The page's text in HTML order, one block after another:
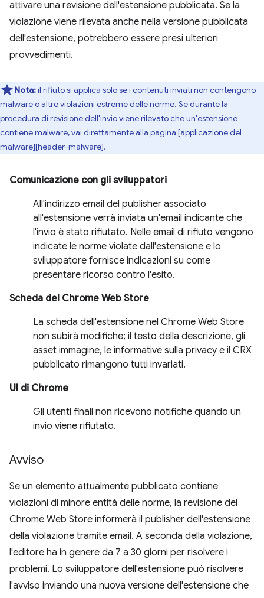
attivare una revisione dell'estensione pubblicata. Se la
violazione viene rilevata anche nella versione pubblicata
dell'estensione, potrebbero essere presi ulteriori
provvedimenti.
Nota:il rifiuto si applica solo se i contenuti inviati non contengono
malware o altre violazioni estreme delle norme. Se durante la
procedura di revisione dell'invio viene rilevato che un'estensione
contiene malware, vai direttamente alla pagina [applicazione del
malware][header-malware].
Comunicazione con gli sviluppatori
All'indirizzo email del publisher associato
all'estensione verrà inviata un'email indicante che
l'invio è stato rifiutato. Nelle email di rifiuto vengono
indicate le norme violate dall'estensione e lo
sviluppatore fornisce indicazioni su come
presentare ricorso contro l'esito.
Scheda del Chrome Web Store
La scheda dell'estensione nel Chrome Web Store
non subirà modifiche; il testo della descrizione, gli
asset immagine, le informative sulla privacy e il CRX
pubblicato rimangono tutti invariati.
UI di Chrome
Gli utenti finali non ricevono notifiche quando un
invio viene rifiutato.
Avviso
Se un elemento attualmente pubblicato contiene
violazioni di minore entità delle norme, la revisione del
Chrome Web Store informerà il publisher dell'estensione
della violazione tramite email. A seconda della violazione,
l'editore ha in genere da 7 a 30 giorni per risolvere i
problemi. Lo sviluppatore dell'estensione può risolvere
l'avviso inviando una nuova versione dell'estensione che